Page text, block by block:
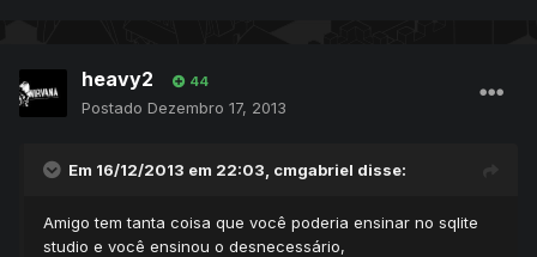
heavy2 44
Postado Dezembro 17, 2013
Em 16/12/2013 em 22:03, cmgabriel disse:
Amigo tem tanta coisa que você poderia ensinar no sqlite
studio e você ensinou o desnecessário,